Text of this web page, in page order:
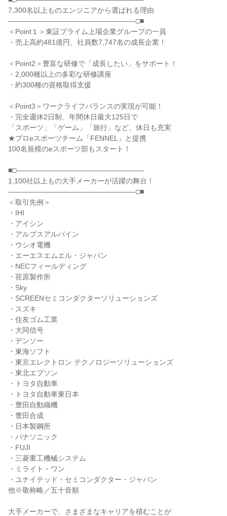
7,300名以上ものエンジニアから選ばれる理由
――――――――――――――――――□■
＜Point１＞東証プライム上場企業グループの一員
・売上高約481億円、社員数7,747名の成長企業！
＜Point2＞豊富な研修で「成長したい」をサポート！
・2,000種以上の多彩な研修講座
・約300種の資格取得支援
＜Point3＞ワークライフバランスの実現が可能！
・完全週休2日制、年間休日最大125日で
「スポーツ」「ゲーム」「旅行」など、休日も充実
★プロeスポーツチーム「FENNEL」と提携
100名規模のeスポーツ部もスタート！
■□――――――――――――――――――
1,100社以上もの大手メーカーが活躍の舞台！
――――――――――――――――――□■
＜取引先例＞
・IHI
・アイシン
・アルプスアルパイン
・ウシオ電機
・エーエスエムエル・ジャパン
・NECフィールディング
・荏原製作所
・Sky
・SCREENセミコンダクターソリューションズ
・スズキ
・住友ゴム工業
・大同信号
・デンソー
・東海ソフト
・東京エレクトロン テクノロジーソリューションズ
・東北エプソン
・トヨタ自動車
・トヨタ自動車東日本
・豊田自動織機
・豊田合成
・日本製鋼所
・パナソニック
・FUJI
・三菱重工機械システム
・ミライト・ワン
・ユナイテッド・セミコンダクター・ジャパン
他※敬称略／五十音順
大手メーカーで、さまざまなキャリアを積むことが